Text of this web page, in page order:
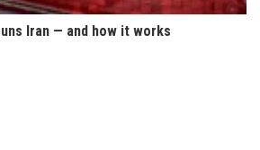
Iran — and how it works